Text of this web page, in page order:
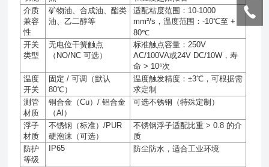
介质
兼容
性
矿物油、合成油、酯类
油、乙二醇等
适配粘度范围： 10-1000
mm²/s ，温度范围：-10℃至 +
80℃
开关
类型
无电位干簧触点
（ NO/NC可选）
标准触点容量：250V
AC/100VA或24V DC/10W ，寿
命 > 10⁶次
温度
开关
固定 /可调（默认
80℃）
温度触发精度：±3℃ ，可根据需
求定制
测管
材质
铜合金（Cu）/铝合金
（Al ）
可选不锈钢（特殊定制）
浮子
材质
不锈钢（标准）/PUR
硬泡沫（可选）
不锈钢浮子适配比重 > 0.8 的介
质
防护
等级
IP65 防尘防水，适合工业环境